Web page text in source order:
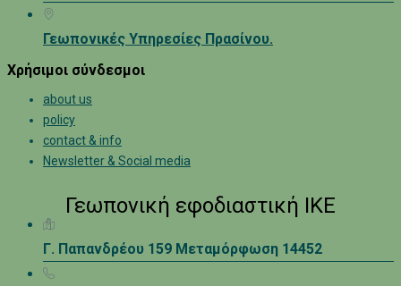
Γεωπονικές Υπηρεσίες Πρασίνου.
Χρήσιμοι σύνδεσμοι
about us
policy
contact & info
Newsletter & Social media
Γεωπονική εφοδιαστική ΙΚΕ
Γ. Παπανδρέου 159 Μεταμόρφωση 14452